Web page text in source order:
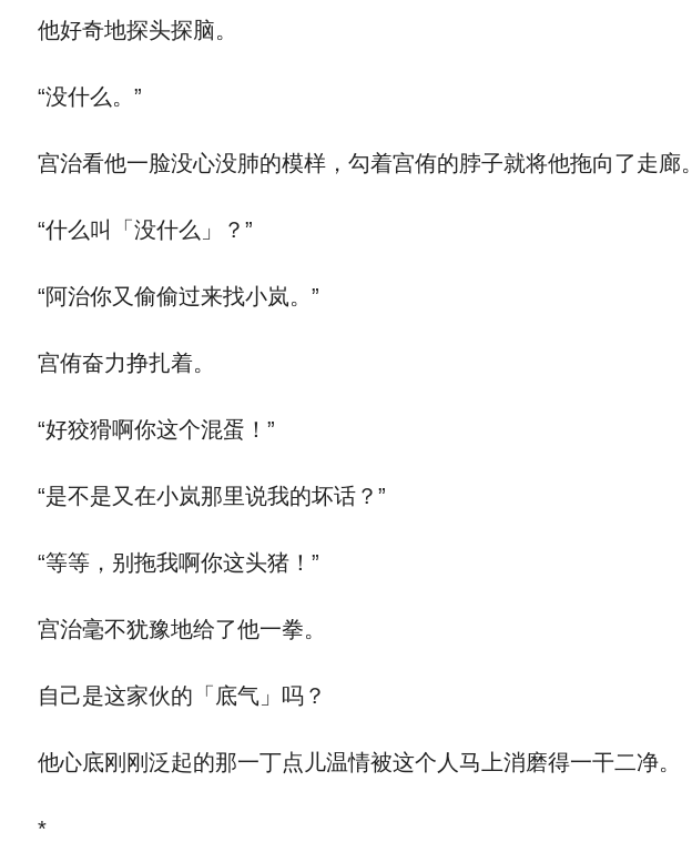
他好奇地探头探脑。
“没什么。”
宫治看他一脸没心没肺的模样，勾着宫侑的脖子就将他拖向了走廊。
“什么叫「没什么」？”
“阿治你又偷偷过来找小岚。”
宫侑奋力挣扎着。
“好狡猾啊你这个混蛋！”
“是不是又在小岚那里说我的坏话？”
“等等，别拖我啊你这头猪！”
宫治毫不犹豫地给了他一拳。
自己是这家伙的「底气」吗？
他心底刚刚泛起的那一丁点儿温情被这个人马上消磨得一干二净。
*